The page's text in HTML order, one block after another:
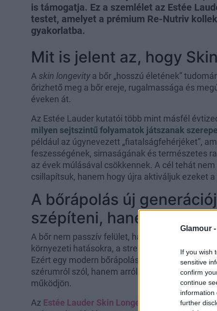
Glamour -
If you wish
sensitive
confirm
continue
information
further
is támogatja. Ez a szemlélet az Estée
testet, amelyet a prémium Re-Nutriv
gyakorlatba.
Mit is jelent az, hogy
A skin longevitya bőr „hosszú életének”
őrizhető meg a bőr ereje, rugalmassága és
éveken át.
Az Estée Lauder kutatói több mint másfél
milyen sejtszintű folyamatok játszanak
például az úgynevezett „fiatalságfehérjéket”,
feszességének, simaságának és természetes
az évek múlásával csökkennek. A cél tehát
csillapítsuk, hanem hogy újra aktiváljuk ezeket
A bőrápolás új
szépíteni, hanem
A bőr nem passzív felület, hanem élő,
környezeti hatásokra, a stresszre, az alvás
Ezért egy modern bőrápolási rutin már
szérumról szól, hanem arról is, hogyan segítjük
működjön.
Az Estée Lauder Skin Longevity
szemlélete